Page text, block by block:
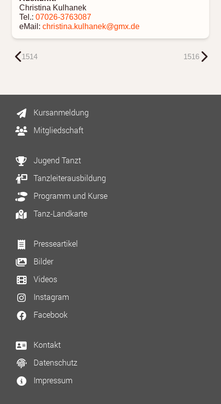
Christina Kulhanek
Tel.: 07026-3763087
eMail: christina.kulhanek@gmx.de
1514 1516
Kursanmeldung
Mitgliedschaft
Jugend Tanzt
Tanzleiterausbildung
Programm und Kurse
Tanz-Landkarte
Presseartikel
Bilder
Videos
Instagram
Facebook
Kontakt
Datenschutz
Impressum